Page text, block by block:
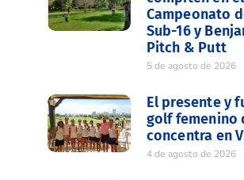
Campeonato
Sub-16 y
Pitch & Putt
5 de agosto de 2026
El presente y
golf femenino
concentra en
4 de agosto de 2026